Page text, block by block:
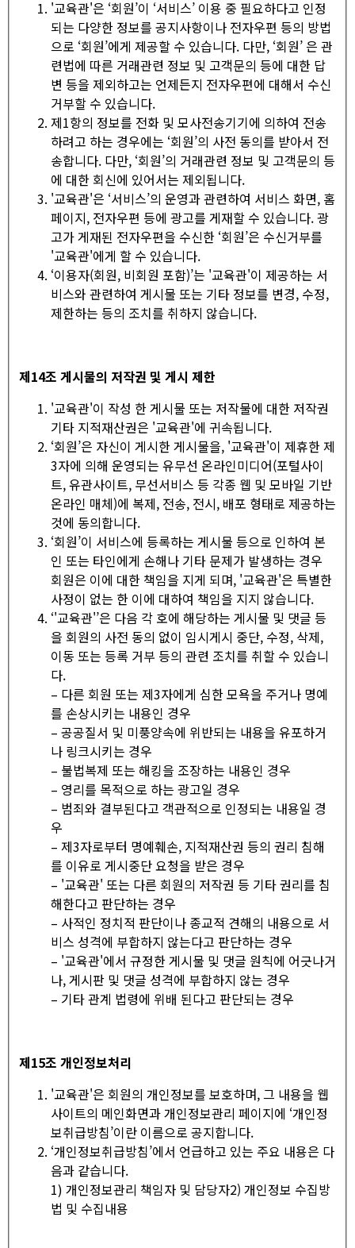
'교육관'은 ‘회원’이 ‘서비스’ 이용 중 필요하다고 인정
되는 다양한 정보를 공지사항이나 전자우편 등의 방법
으로 ‘회원’에게 제공할 수 있습니다. 다만, ‘회원’ 은 관
련법에 따른 거래관련 정보 및 고객문의 등에 대한 답
변 등을 제외하고는 언제든지 전자우편에 대해서 수신
거부할 수 있습니다.
제1항의 정보를 전화 및 모사전송기기에 의하여 전송
하려고 하는 경우에는 ‘회원’의 사전 동의를 받아서 전
송합니다. 다만, ‘회원’의 거래관련 정보 및 고객문의 등
에 대한 회신에 있어서는 제외됩니다.
'교육관'은 ‘서비스’의 운영과 관련하여 서비스 화면, 홈
페이지, 전자우편 등에 광고를 게재할 수 있습니다. 광
고가 게재된 전자우편을 수신한 ‘회원’은 수신거부를
'교육관'에게 할 수 있습니다.
‘이용자(회원, 비회원 포함)’는 '교육관'이 제공하는 서
비스와 관련하여 게시물 또는 기타 정보를 변경, 수정,
제한하는 등의 조치를 취하지 않습니다.
제14조 게시물의 저작권 및 게시 제한
'교육관'이 작성 한 게시물 또는 저작물에 대한 저작권
기타 지적재산권은 '교육관'에 귀속됩니다.
‘회원’은 자신이 게시한 게시물을, '교육관'이 제휴한 제
3자에 의해 운영되는 유무선 온라인미디어(포털사이
트, 유관사이트, 무선서비스 등 각종 웹 및 모바일 기반
온라인 매체)에 복제, 전송, 전시, 배포 형태로 제공하는
것에 동의합니다.
‘회원’이 서비스에 등록하는 게시물 등으로 인하여 본
인 또는 타인에게 손해나 기타 문제가 발생하는 경우
회원은 이에 대한 책임을 지게 되며, '교육관'은 특별한
사정이 없는 한 이에 대하여 책임을 지지 않습니다.
‘'교육관'’은 다음 각 호에 해당하는 게시물 및 댓글 등
을 회원의 사전 동의 없이 임시게시 중단, 수정, 삭제,
이동 또는 등록 거부 등의 관련 조치를 취할 수 있습니
다.
– 다른 회원 또는 제3자에게 심한 모욕을 주거나 명예
를 손상시키는 내용인 경우
– 공공질서 및 미풍양속에 위반되는 내용을 유포하거
나 링크시키는 경우
– 불법복제 또는 해킹을 조장하는 내용인 경우
– 영리를 목적으로 하는 광고일 경우
– 범죄와 결부된다고 객관적으로 인정되는 내용일 경
우
– 제3자로부터 명예훼손, 지적재산권 등의 권리 침해
를 이유로 게시중단 요청을 받은 경우
– '교육관' 또는 다른 회원의 저작권 등 기타 권리를 침
해한다고 판단하는 경우
– 사적인 정치적 판단이나 종교적 견해의 내용으로 서
비스 성격에 부합하지 않는다고 판단하는 경우
– '교육관'에서 규정한 게시물 및 댓글 원칙에 어긋나거
나, 게시판 및 댓글 성격에 부합하지 않는 경우
– 기타 관계 법령에 위배 된다고 판단되는 경우
제15조 개인정보처리
'교육관'은 회원의 개인정보를 보호하며, 그 내용을 웹
사이트의 메인화면과 개인정보관리 페이지에 ‘개인정
보취급방침’이란 이름으로 공지합니다.
‘개인정보취급방침’에서 언급하고 있는 주요 내용은 다
음과 같습니다.
1) 개인정보관리 책임자 및 담당자2) 개인정보 수집방
법 및 수집내용